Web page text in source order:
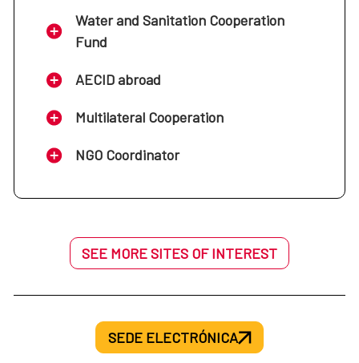
Water and Sanitation Cooperation
Fund
AECID abroad
Multilateral Cooperation
NGO Coordinator
SEE MORE SITES OF INTEREST
SEDE ELECTRÓNICA